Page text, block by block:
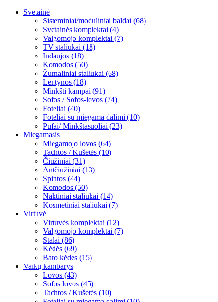
Svetainė
Sisteminiai/moduliniai baldai (68)
Svetainės komplektai (4)
Valgomojo komplektai (7)
TV staliukai (18)
Indaujos (18)
Komodos (50)
Žurnaliniai staliukai (68)
Lentynos (18)
Minkšti kampai (91)
Sofos / Sofos-lovos (74)
Foteliai (40)
Foteliai su miegama dalimi (10)
Pufai/ Minkštasuoliai (23)
Miegamasis
Miegamojo lovos (64)
Tachtos / Kušetės (10)
Čiužiniai (31)
Antčiužiniai (13)
Spintos (44)
Komodos (50)
Naktiniai staliukai (14)
Kosmetiniai staliukai (7)
Virtuvė
Virtuvės komplektai (12)
Valgomojo komplektai (7)
Stalai (86)
Kėdės (69)
Baro kėdės (15)
Vaikų kambarys
Lovos (43)
Sofos lovos (45)
Tachtos / Kušetės (10)